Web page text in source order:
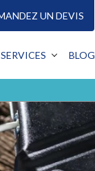
UN DEVIS
SERVICES
BLOG